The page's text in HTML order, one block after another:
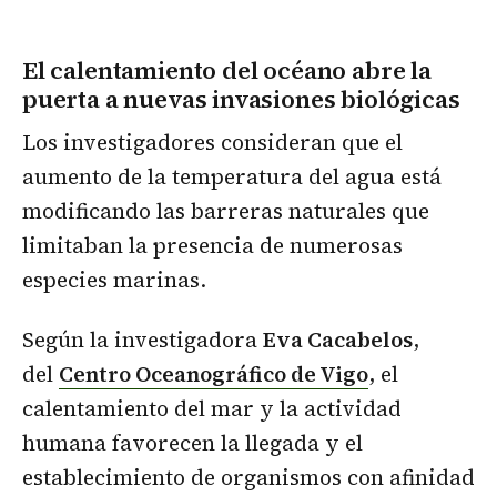
El calentamiento del océano abre la
puerta a nuevas invasiones biológicas
Los investigadores consideran que el
aumento de la temperatura del agua está
modificando las barreras naturales que
limitaban la presencia de numerosas
especies marinas.
Según la investigadoraEva Cacabelos,
del Centro Oceanográfico de Vigo, el
calentamiento del mar y la actividad
humana favorecen la llegada y el
establecimiento de organismos con afinidad